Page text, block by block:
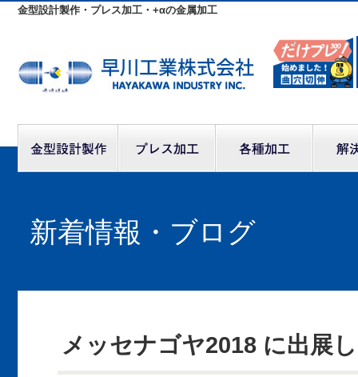
金型設計製作・プレス加工・+αの金属加工
新着情報・ブログ
メッセナゴヤ2018 に出展